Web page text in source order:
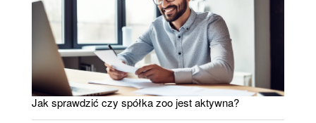
Jak sprawdzić czy spółka zoo jest aktywna?